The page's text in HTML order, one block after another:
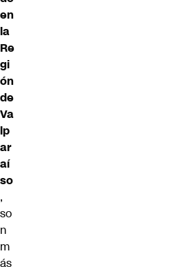
en
la
Re
gi
ón
de
Va
lp
ar
aí
so
,
so
n
m
ás